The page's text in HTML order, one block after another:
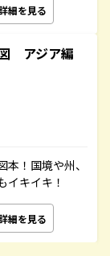
細を見る
アジア編
！国境や州、
イキイキ！
細を見る